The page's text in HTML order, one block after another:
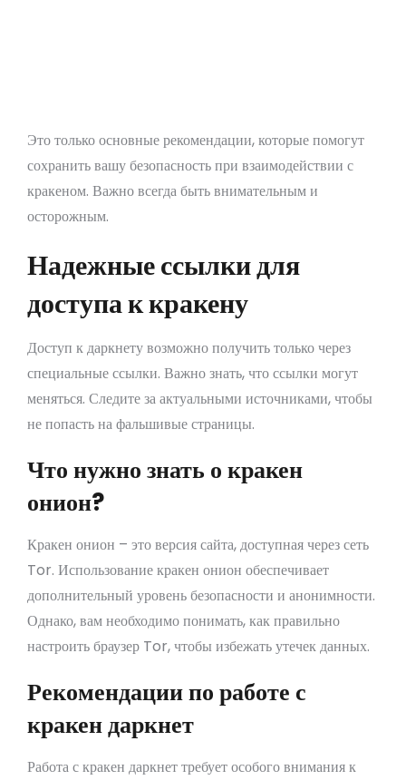
Это только основные рекомендации, которые помогут
сохранить вашу безопасность при взаимодействии с
кракеном. Важно всегда быть внимательным и
осторожным.
Надежные ссылки для
доступа к кракену
Доступ к даркнету возможно получить только через
специальные ссылки. Важно знать, что ссылки могут
меняться. Следите за актуальными источниками, чтобы
не попасть на фальшивые страницы.
Что нужно знать о кракен
онион?
Кракен онион – это версия сайта, доступная через сеть
Tor. Использование кракен онион обеспечивает
дополнительный уровень безопасности и анонимности.
Однако, вам необходимо понимать, как правильно
настроить браузер Tor, чтобы избежать утечек данных.
Рекомендации по работе с
кракен даркнет
Работа с кракен даркнет требует особого внимания к